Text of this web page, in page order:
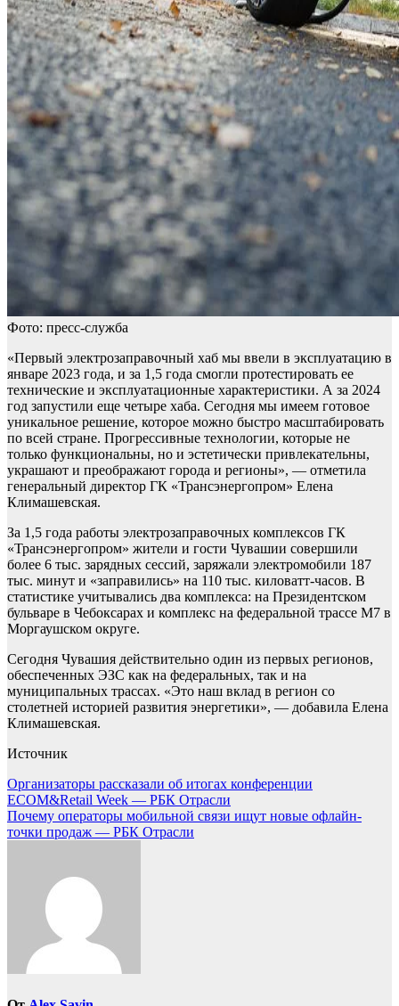
Фото: пресс-служба
«Первый электрозаправочный хаб мы ввели в эксплуатацию в
январе 2023 года, и за 1,5 года смогли протестировать ее
технические и эксплуатационные характеристики. А за 2024
год запустили еще четыре хаба. Сегодня мы имеем готовое
уникальное решение, которое можно быстро масштабировать
по всей стране. Прогрессивные технологии, которые не
только функциональны, но и эстетически привлекательны,
украшают и преображают города и регионы», — отметила
генеральный директор ГК «Трансэнергопром» Елена
Климашевская.
За 1,5 года работы электрозаправочных комплексов ГК
«Трансэнергопром» жители и гости Чувашии совершили
более 6 тыс. зарядных сессий, заряжали электромобили 187
тыс. минут и «заправились» на 110 тыс. киловатт-часов. В
статистике учитывались два комплекса: на Президентском
бульваре в Чебоксарах и комплекс на федеральной трассе М7 в
Моргаушском округе.
Сегодня Чувашия действительно один из первых регионов,
обеспеченных ЭЗС как на федеральных, так и на
муниципальных трассах. «Это наш вклад в регион со
столетней историей развития энергетики», — добавила Елена
Климашевская.
Источник
Навигация
по
записям
Организаторы рассказали об итогах конференции
ECOM&Retail Week — РБК Отрасли
Почему операторы мобильной связи ищут новые офлайн-
точки продаж — РБК Отрасли